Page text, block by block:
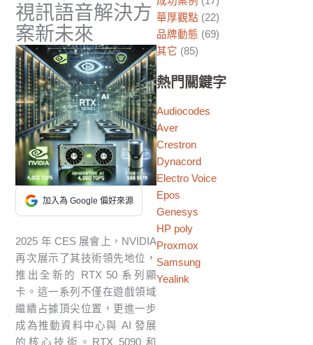
視訊語音解決方
案新未來
加入為 Google 偏好來源
2025 年 CES 展會上，NVIDIA
再次展示了其技術領先地位，
推出全新的 RTX 50 系列顯
卡。這一系列不僅在遊戲領域
繼續占據頂尖位置，更進一步
成為推動資料中心與 AI 發展
的核心技術。RTX 5090 和
華厚觀點 (22)
品牌動態 (69)
其它 (85)
熱門關鍵字
Audiocodes
Aver
Crestron
Dynacord
Electro Voice
Epos
Genesys
HP poly
Proxmox
Samsung
Yealink